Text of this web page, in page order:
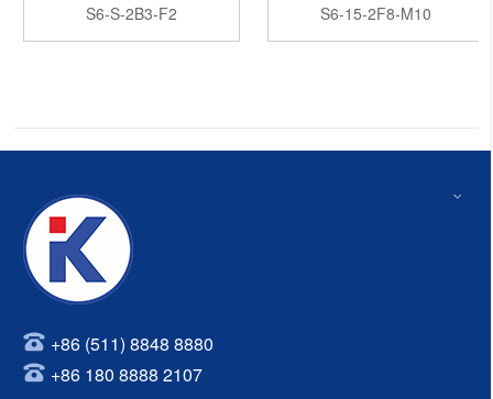
S6-S-2B3-F2 S6-15-2F8-M10
+86 (511) 8848 8880
+86 180 8888 2107